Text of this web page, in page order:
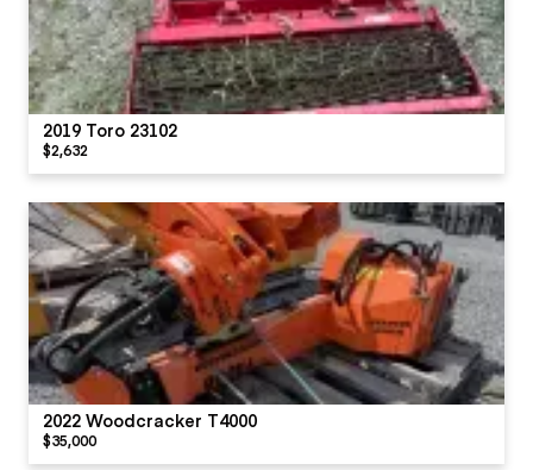
2019 Toro 23102
$2,632
2022 Woodcracker T4000
$35,000